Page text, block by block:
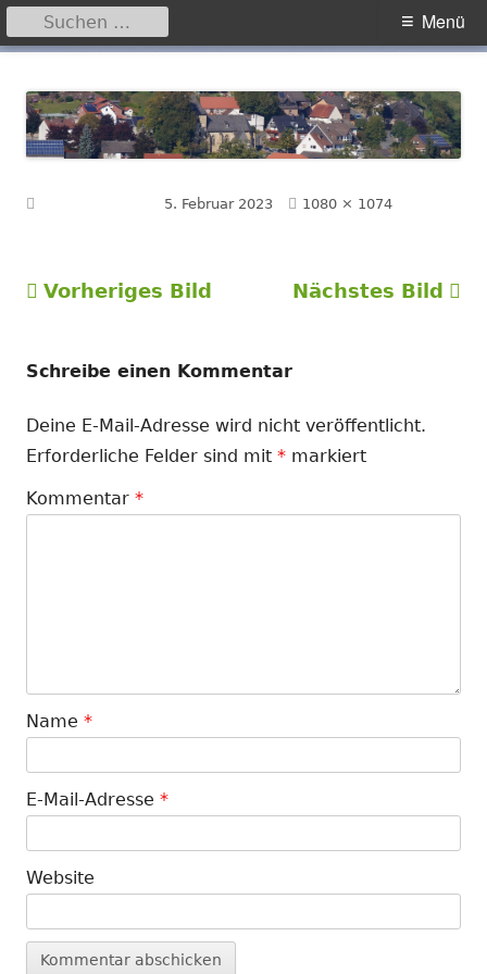
zum
Inhalt
Primäres
Menü
Suchen
nach:
5. Februar 2023 Volle
1080 × 1074
Vorheriges Bild Nächstes Bild
Schreibe einen Kommentar
Deine E-Mail-Adresse wird nicht veröffentlicht.
Erforderliche Felder sind mit * markiert
Kommentar *
Name *
E-Mail-Adresse *
Website